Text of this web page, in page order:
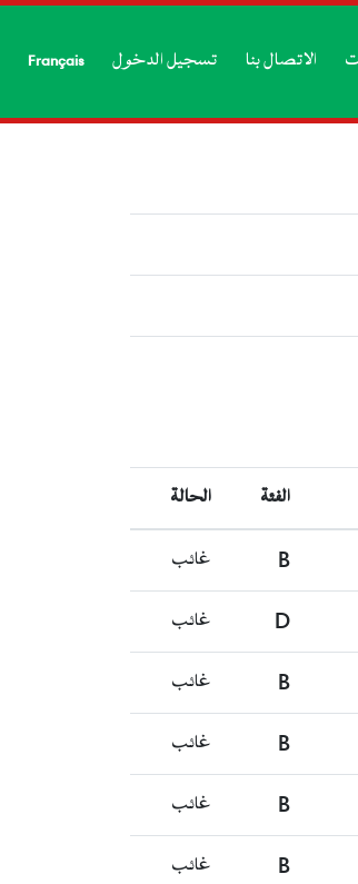
الاتصال بنا تسجيل الدخول Français
الفئة الحالة
B غائب
D غائب
B غائب
B غائب
B غائب
B غائب